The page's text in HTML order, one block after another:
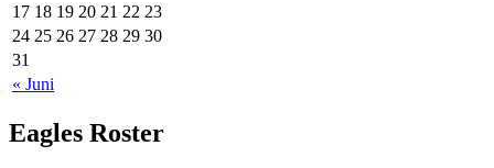
« Juni
17 18 19 20 21 22 23
24 25 26 27 28 29 30
31
Eagles Roster